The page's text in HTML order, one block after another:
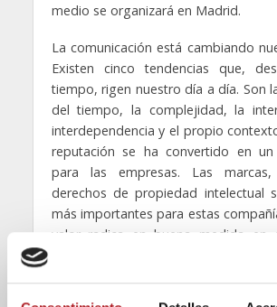
medio se organizará en Madrid.
La comunicación está cambiando
Existen cinco tendencias que,
tiempo, rigen nuestro día a día. Son
del tiempo, la complejidad, la
interdependencia y el propio
reputación se ha convertido en
para las empresas. Las
derechos de propiedad intelectual
más importantes para estas
valor radica en buena medida en